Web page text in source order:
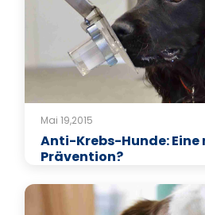
Mai 19,2015
Anti-Krebs-Hunde: Eine
Prävention?